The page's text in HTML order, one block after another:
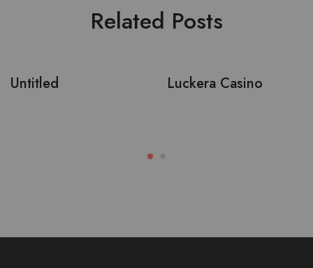
Related Posts
Untitled Luckera Casino